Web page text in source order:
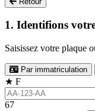
1. Identifions
Saisissez votre plaque
Par immatriculation
★ F
67